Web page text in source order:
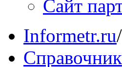
Сайт
Informetr.ru/
Справочник